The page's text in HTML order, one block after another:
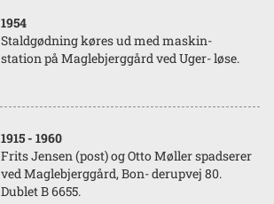
1954
Staldgødning køres ud med maskin-
station på Maglebjerggård ved Uger- løse.
1915 - 1960
Frits Jensen (post) og Otto Møller spadserer
ved Maglebjerggård, Bon- derupvej 80.
Dublet B 6655.